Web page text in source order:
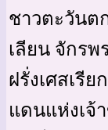
ชาวตะวันต
เลียน จักรพ
ฝรั่งเศสเรี
แดนแห่งเจ้